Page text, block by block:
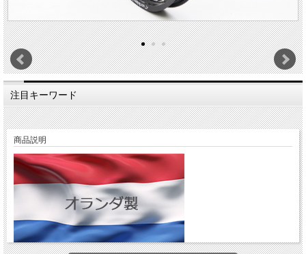
注目キーワード
商品説明